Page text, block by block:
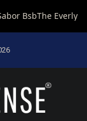
Brasília